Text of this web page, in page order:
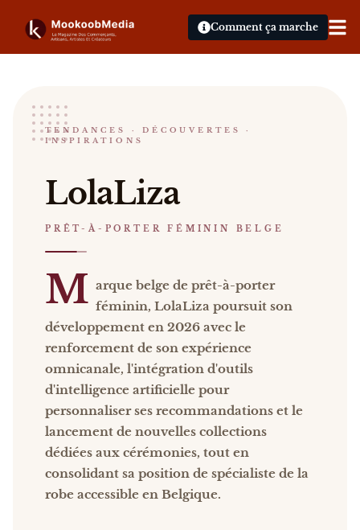
Comment ça marche
LolaLiza
PRÊT-À-PORTER FÉMININ BELGE
LolaLiza Marque belge de prêt-à-porter
TENDANCES · DÉCOUVERTES ·
INSPIRATIONS
LolaLiza
PRÊT-À-PORTER FÉMININ BELGE
M arque belge de prêt-à-porter
féminin, LolaLiza poursuit son
développement en 2026 avec le
renforcement de son expérience
omnicanale, l'intégration d'outils
d'intelligence artificielle pour
personnaliser ses recommandations et le
lancement de nouvelles collections
dédiées aux cérémonies, tout en
consolidant sa position de spécialiste de la
robe accessible en Belgique.